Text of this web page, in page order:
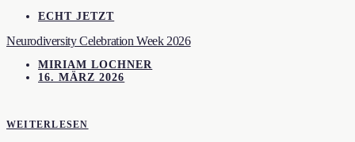
ECHT JETZT
Neurodiversity Celebration Week 2026
MIRIAM LOCHNER
16. MÄRZ 2026
WEITERLESEN